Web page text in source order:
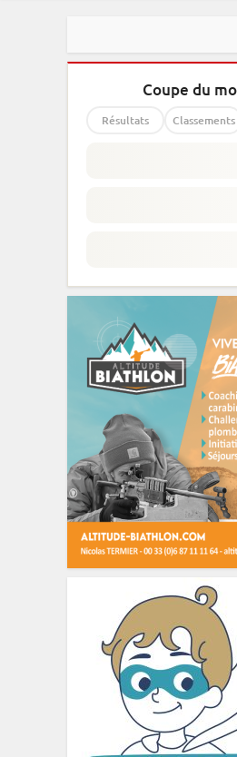
Coupe du
Résultats Classements